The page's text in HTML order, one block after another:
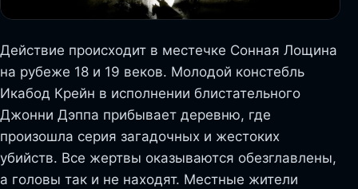
Действие происходит в местечке Сонная Лощина
на рубеже 18 и 19 веков. Молодой констебль
Икабод Крейн в исполнении блистательного
Джонни Дэппа прибывает деревню, где
произошла серия загадочных и жестоких
убийств. Все жертвы оказываются обезглавлены,
а головы так и не находят. Местные жители